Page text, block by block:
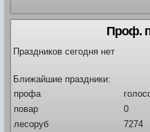
Проф.
Праздников сегодня нет
Ближайшие праздники:
профа
повар
0
лесоруб
7274